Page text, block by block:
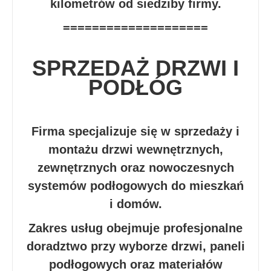
kilometrów od siedziby firmy.
====================
SPRZEDAŻ DRZWI I
PODŁÓG
Firma specjalizuje się w sprzedaży i
montażu drzwi wewnętrznych,
zewnętrznych oraz nowoczesnych
systemów podłogowych do mieszkań
i domów.
Zakres usług obejmuje profesjonalne
doradztwo przy wyborze drzwi, paneli
podłogowych oraz materiałów